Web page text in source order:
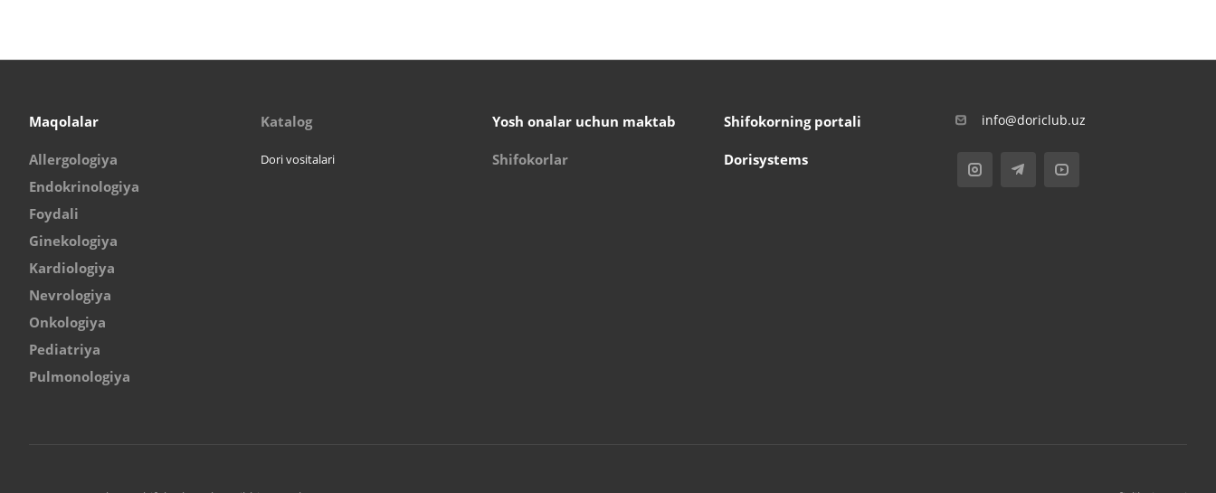
Maqolalar
Allergologiya
Endokrinologiya
Foydali
Ginekologiya
Kardiologiya
Nevrologiya
Onkologiya
Pediatriya
Pulmonologiya
Katalog
Dori vositalari
Yosh onalar uchun maktab
Shifokorlar
Shifokorning portali
Dorisystems
info@doriclub.uz